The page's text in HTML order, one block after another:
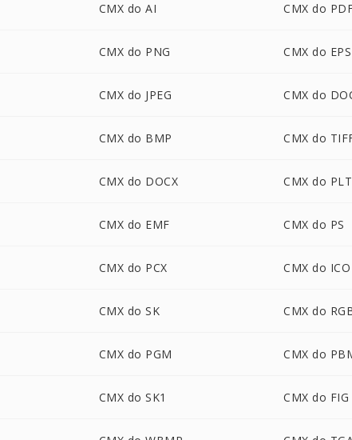
CMX do AI CMX do
CMX do PNG CMX do EPS
CMX do JPEG CMX do
CMX do BMP CMX do
CMX do DOCX CMX do PLT
CMX do EMF CMX do PS
CMX do PCX CMX do ICO
CMX do SK CMX do
CMX do PGM CMX do
CMX do SK1 CMX do FIG